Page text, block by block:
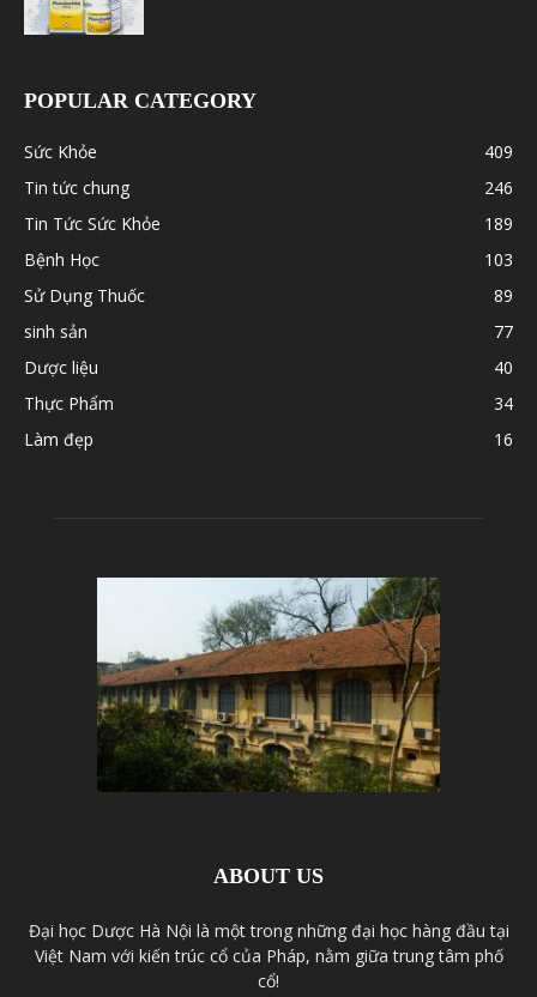
POPULAR CATEGORY
Sức Khỏe
409
Tin tức chung
246
Tin Tức Sức Khỏe
189
Bệnh Học
103
Sử Dụng Thuốc
89
sinh sản
77
Dược liệu
40
Thực Phẩm
34
Làm đẹp
16
ABOUT US
Đại học Dược Hà Nội là một trong những đại học hàng đầu tại
Việt Nam với kiến trúc cổ của Pháp, nằm giữa trung tâm phố
cổ!